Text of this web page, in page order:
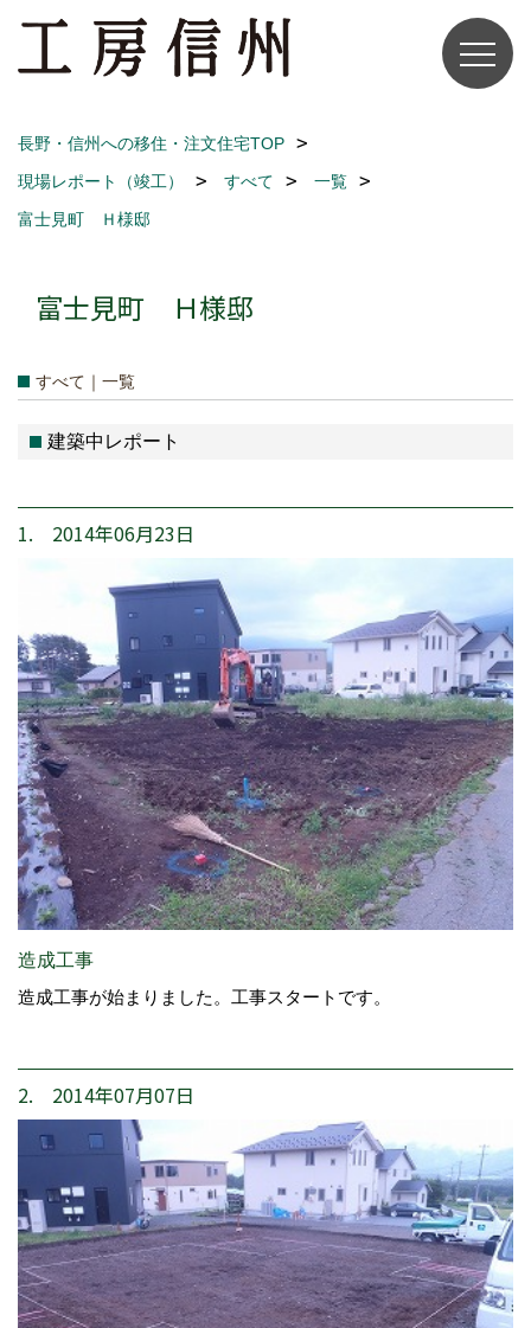
長野・信州への移住・注文住宅TOP
現場レポート（竣工）
すべて
一覧
富士見町 Ｈ様邸
富士見町 Ｈ様邸
すべて｜一覧
建築中レポート
1. 2014年06月23日
造成工事
造成工事が始まりました。工事スタートです。
2. 2014年07月07日